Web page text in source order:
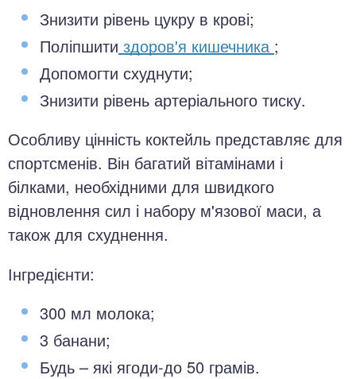
Знизити рівень цукру в крові;
Поліпшити здоров'я кишечника ;
Допомогти схуднути;
Знизити рівень артеріального тиску.
Особливу цінність коктейль представляє для
спортсменів. Він багатий вітамінами і
білками, необхідними для швидкого
відновлення сил і набору м'язової маси, а
також для схуднення.
Інгредієнти:
300 мл молока;
3 банани;
Будь – які ягоди-до 50 грамів.